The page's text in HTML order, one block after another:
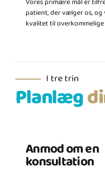
Vores primære mål er
patient, der vælger os,
kvalitet til
I tre trin
Planlæg
Anmod om en
konsultation